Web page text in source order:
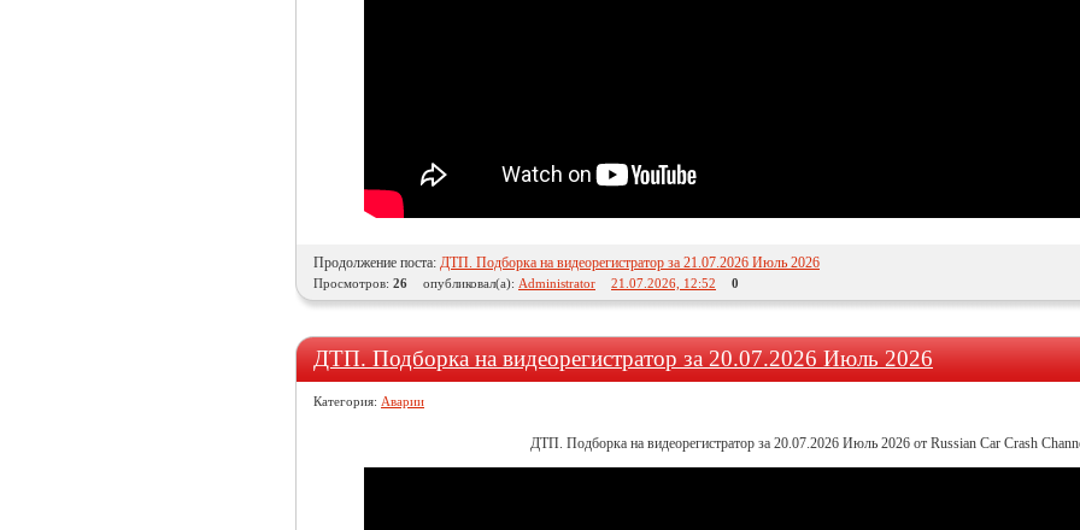
Продолжение поста: ДТП. Подборка на видеорегистратор за 21.07.2026 Июль 2026
Просмотров: 26 опубликовал(а): Administrator 21.07.2026, 12:52 0
ДТП. Подборка на видеорегистратор за 20.07.2026 Июль 2026
Категория: Аварии
ДТП. Подборка на видеорегистратор за 20.07.2026 Июль 2026 от Russian Car Crash